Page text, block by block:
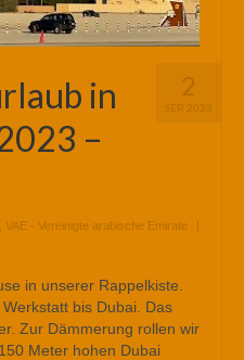
2
SEP. 2023
in
–
VAE - Vereinigte arabische Emirate
|
in unserer Rappelkiste.
bis Dubai. Das
Zur Dämmerung rollen wir
Meter hohen Dubai